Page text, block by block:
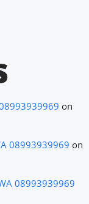
on
08993939969 on
08993939969